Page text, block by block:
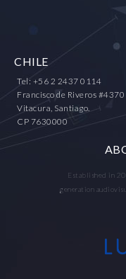
CHILE
Tel: +56 2 2437 0114
Francisco de Riveros #4370
Vitacura, Santiago.
CP 7630000
Established in
generation